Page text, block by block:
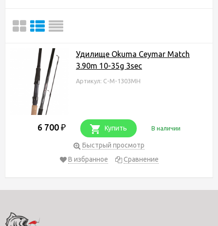
Удилище Okuma Ceymar Match
3.90m 10-35g 3sec
Артикул: C-M-1303MH
6 700 ₽ Купить В наличии
Быстрый просмотр
В избранное
Сравнение